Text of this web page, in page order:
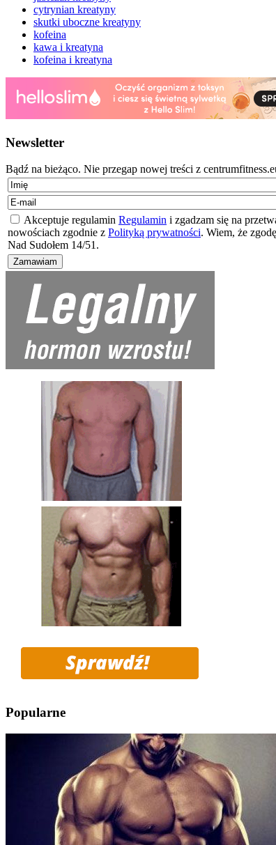
cytrynian kreatyny
skutki uboczne kreatyny
kofeina
kawa i kreatyna
kofeina i kreatyna
Newsletter
Bądź na bieżąco. Nie przegap nowej treści z
Akceptuje regulamin Regulamin i zgadzam się na
nowościach zgodnie z Polityką prywatności. Wiem, że
Nad Sudołem 14/51.
Popularne